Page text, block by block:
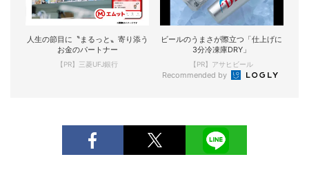
人生の節目に〝まるっと〟寄り添う
お金のパートナー
【PR】三菱UFJ銀行
ビールのうまさが際立つ「仕上げに
3分冷凍庫DRY」
【PR】アサヒビール
Recommended by